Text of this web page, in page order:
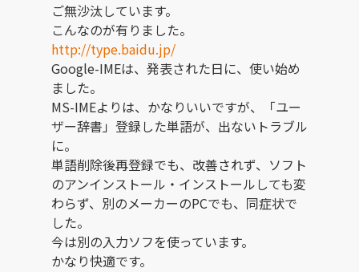
ご無沙汰しています。
こんなのが有りました。
http://type.baidu.jp/
Google-IMEは、発表された日に、使い始め
ました。
MS-IMEよりは、かなりいいですが、「ユー
ザー辞書」登録した単語が、出ないトラブル
に。
単語削除後再登録でも、改善されず、ソフト
のアンインストール・インストールしても変
わらず、別のメーカーのPCでも、同症状で
した。
今は別の入力ソフを使っています。
かなり快適です。